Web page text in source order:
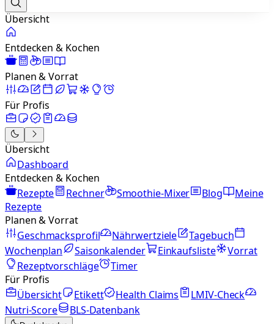
Übersicht
Entdecken & Kochen
Planen & Vorrat
Für Profis
Übersicht
Dashboard
Entdecken & Kochen
Rezepte
Rechner Smoothie-Mixer Blog
Meine
Rezepte
Planen & Vorrat
Geschmacksprofil
Nährwertziele
Tagebuch
Wochenplan
Saisonkalender Einkaufsliste
Vorrat
Rezeptvorschläge
Timer
Für Profis
Übersicht
Etikett Health Claims
LMIV-Check
Nutri-Score
BLS-Datenbank